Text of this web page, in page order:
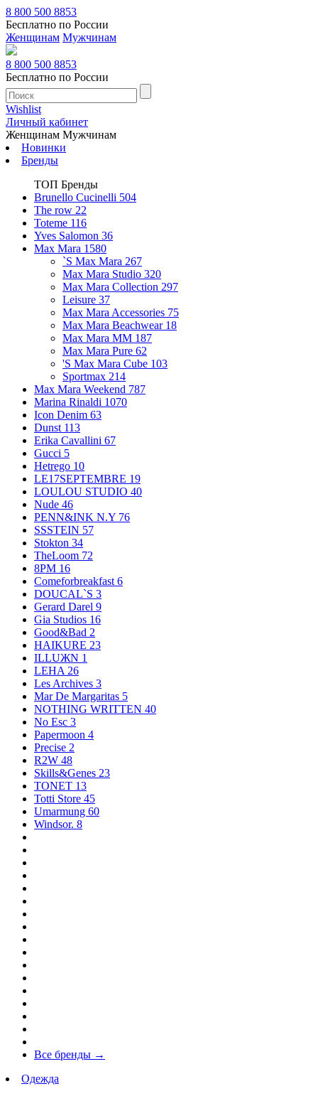
8 800 500 8853
Бесплатно по России
Женщинам Мужчинам
8 800 500 8853
Бесплатно по России
Wishlist
Личный кабинет
Женщинам Мужчинам
Новинки
Бренды
ТОП Бренды
Brunello Cucinelli 504
The row 22
Toteme 116
Yves Salomon 36
Max Mara 1580
`S Max Mara 267
Max Mara Studio 320
Max Mara Collection 297
Leisure 37
Max Mara Accessories 75
Max Mara Beachwear 18
Max Mara MM 187
Max Mara Pure 62
'S Max Mara Cube 103
Sportmax 214
Max Mara Weekend 787
Marina Rinaldi 1070
Icon Denim 63
Dunst 113
Erika Cavallini 67
Gucci 5
Hetrego 10
LE17SEPTEMBRE 19
LOULOU STUDIO 40
Nude 46
PENN&INK N.Y 76
SSSTEIN 57
Stokton 34
TheLoom 72
8PM 16
Comeforbreakfast 6
DOUCAL`S 3
Gerard Darel 9
Gia Studios 16
Good&Bad 2
HAIKURE 23
ILLUЖN 1
LEHA 26
Les Archives 3
Mar De Margaritas 5
NOTHING WRITTEN 40
No Esc 3
Papermoon 4
Precise 2
R2W 48
Skills&Genes 23
TONET 13
Totti Store 45
Umarmung 60
Windsor. 8
Все бренды →
Одежда